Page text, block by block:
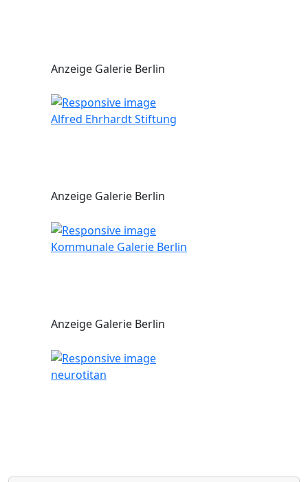
Anzeige Galerie Berlin
Alfred Ehrhardt Stiftung
Anzeige Galerie Berlin
Kommunale Galerie Berlin
Anzeige Galerie Berlin
neurotitan